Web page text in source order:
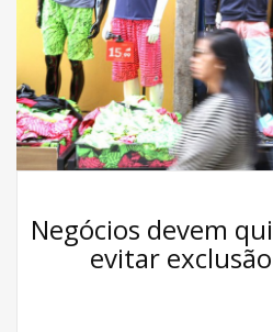
Negócios devem
evitar